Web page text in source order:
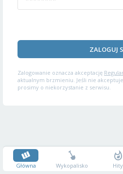
ZALOGUJ
Zalogowanie oznacza akceptację
aktualnym brzmieniu. Jeśli nie
prosimy o niekorzystanie z serwisu.
Główna Wykopalisko Hity